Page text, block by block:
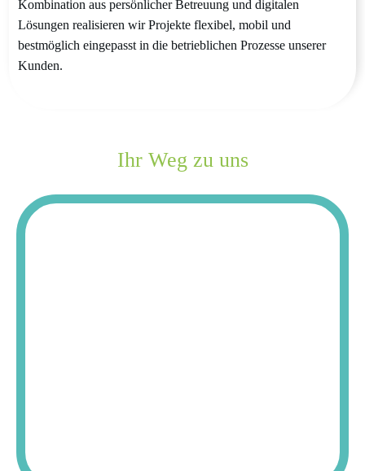
Kombination aus persönlicher Betreuung und digitalen
Lösungen realisieren wir Projekte flexibel, mobil und
bestmöglich eingepasst in die betrieblichen Prozesse unserer
Kunden.
Ihr Weg zu uns